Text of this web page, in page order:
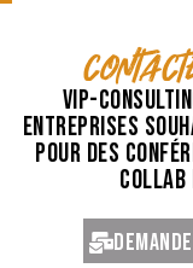
VIP-
entreprises
pour des
collab